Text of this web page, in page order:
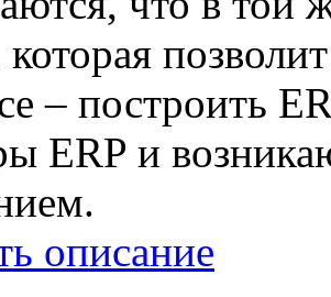
которая
– построить
ERP и
описание